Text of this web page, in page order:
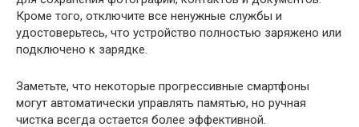
Кроме того, отключите все ненужные службы и
удостоверьтесь, что устройство полностью заряжено или
подключено к зарядке.
Заметьте, что некоторые прогрессивные смартфоны
могут автоматически управлять памятью, но ручная
чистка всегда остается более эффективной.